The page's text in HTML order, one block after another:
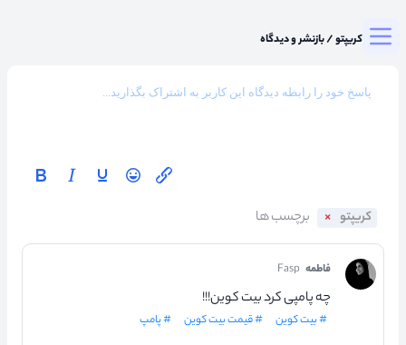
میزگرد کریپتو/بازنشر و دیدگاه
کریپتو
فاطمه Fasp
چه پامپی کرد بیت کوین!!!
# بیت کوین # قیمت بیت کوین # پامپ